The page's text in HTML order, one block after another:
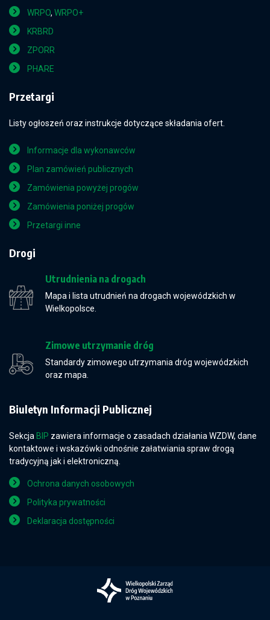
WRPO, WRPO+
KRBRD
ZPORR
PHARE
Przetargi
Listy ogłoszeń oraz instrukcje dotyczące składania ofert.
Informacje dla wykonawców
Plan zamówień publicznych
Zamówienia powyżej progów
Zamówienia poniżej progów
Przetargi inne
Drogi
Utrudnienia na drogach
Mapa i lista utrudnień na drogach wojewódzkich w
Wielkopolsce.
Zimowe utrzymanie dróg
Standardy zimowego utrzymania dróg wojewódzkich
oraz mapa.
Biuletyn Informacji Publicznej
Sekcja BIP zawiera informacje o zasadach działania WZDW, dane
kontaktowe i wskazówki odnośnie załatwiania spraw drogą
tradycyjną jak i elektroniczną.
Ochrona danych osobowych
Polityka prywatności
Deklaracja dostępności